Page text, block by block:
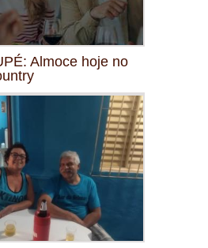
Almoce hoje no